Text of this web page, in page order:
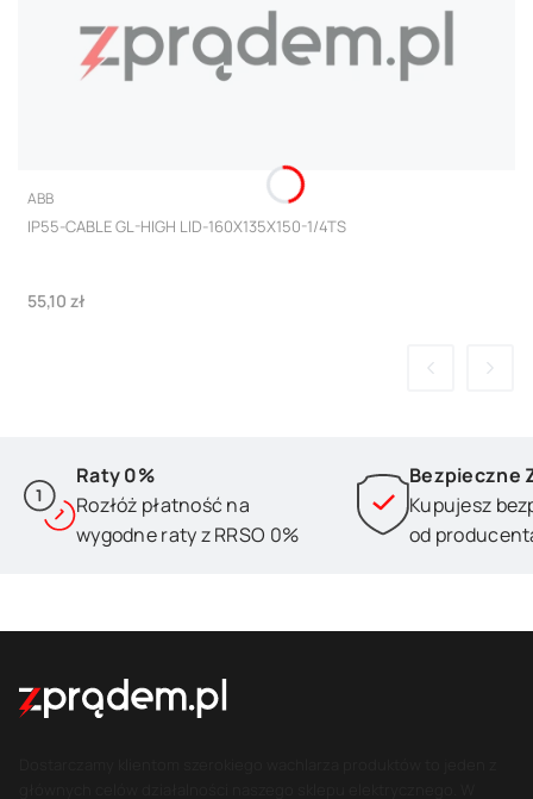
PRODUCENT
ABB
IP55-CABLE GL-HIGH LID-160X135X150-1/4TS
Cena
55,10 zł
Raty 0%
Rozłóż płatność na
wygodne raty z RRSO 0%
Bezpieczne
Kupujesz
od